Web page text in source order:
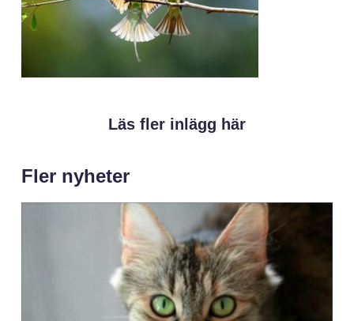
Läs fler inlägg här
Fler nyheter